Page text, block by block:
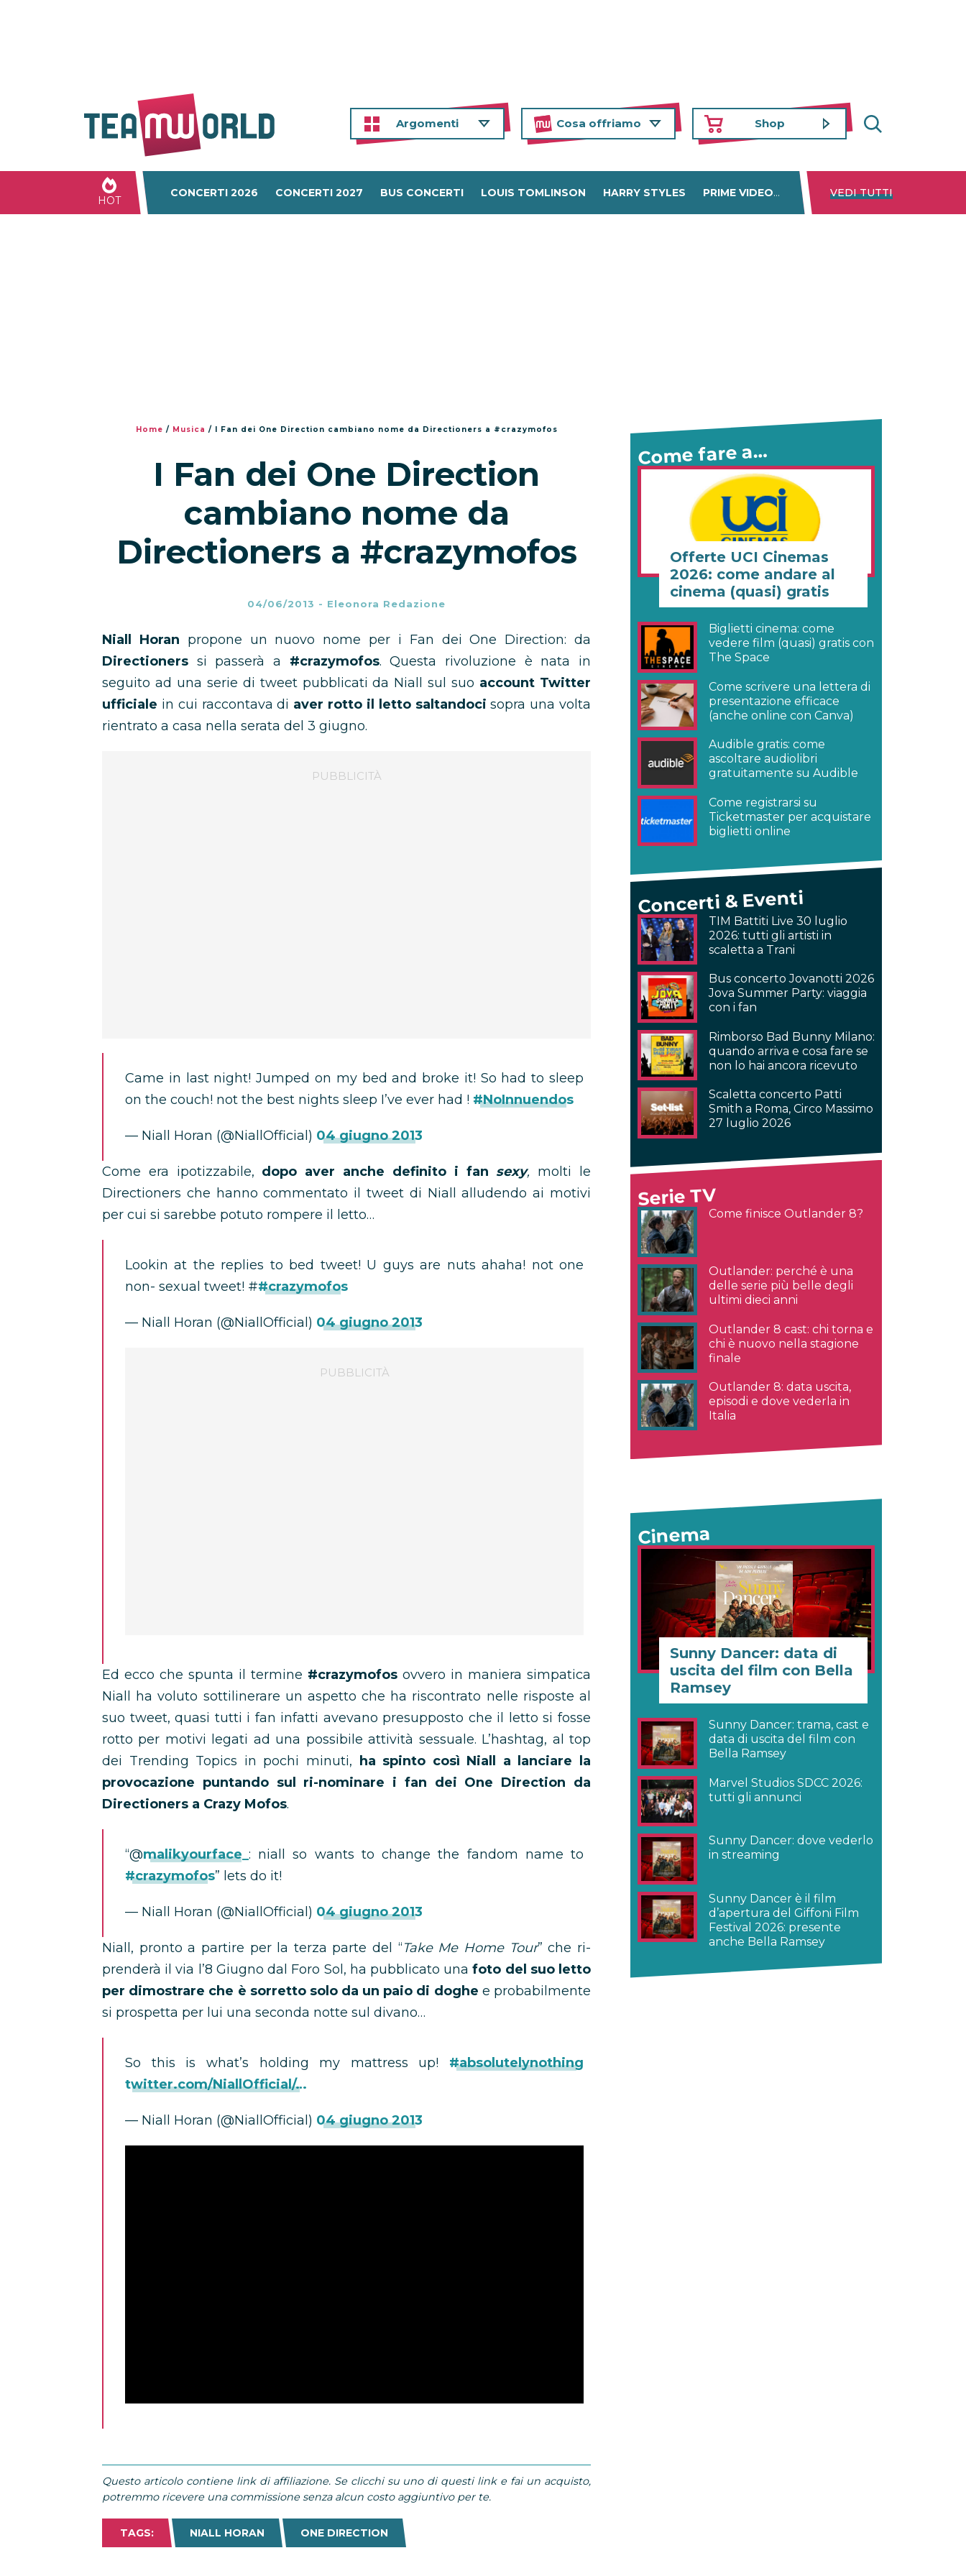
Argomenti Cosa offriamo Shop
HOT
CONCERTI 2026 CONCERTI 2027 BUS CONCERTI LOUIS TOMLINSON HARRY STYLES PRIME VIDEO DISNEY+ NETFLIX
VEDI TUTTI
Home / Musica / I Fan dei One Direction cambiano nome da Directioners a #crazymofos
I Fan dei One Direction
cambiano nome da
Directioners a #crazymofos
04/06/2013 - Eleonora Redazione
Niall Horan propone un nuovo nome per i Fan dei One Direction: da
Directioners si passerà a #crazymofos. Questa rivoluzione è nata in
seguito ad una serie di tweet pubblicati da Niall sul suo account Twitter
ufficiale in cui raccontava di aver rotto il letto saltandoci sopra una volta
rientrato a casa nella serata del 3 giugno.
Came in last night! Jumped on my bed and broke it! So had to sleep
on the couch! not the best nights sleep I’ve ever had ! #NoInnuendos
— Niall Horan (@NiallOfficial) 04 giugno 2013
Come era ipotizzabile, dopo aver anche definito i fan sexy, molti le
Directioners che hanno commentato il tweet di Niall alludendo ai motivi
per cui si sarebbe potuto rompere il letto…
Lookin at the replies to bed tweet! U guys are nuts ahaha! not one
non- sexual tweet! ##crazymofos
— Niall Horan (@NiallOfficial) 04 giugno 2013
Ed ecco che spunta il termine #crazymofos ovvero in maniera simpatica
Niall ha voluto sottilinerare un aspetto che ha riscontrato nelle risposte al
suo tweet, quasi tutti i fan infatti avevano presupposto che il letto si fosse
rotto per motivi legati ad una possibile attività sessuale. L’hashtag, al top
dei Trending Topics in pochi minuti,
ha spinto così Niall a lanciare la
provocazione puntando sul ri-nominare i fan dei One Direction da
Directioners a Crazy Mofos.
“@malikyourface_ : niall so wants to change the fandom name to
#crazymofos” lets do it!
— Niall Horan (@NiallOfficial) 04 giugno 2013
Niall, pronto a partire per la terza parte del “Take Me Home Tour” che ri-
prenderà il via l’8 Giugno dal Foro Sol, ha pubblicato unafoto del suo letto
per dimostrare che è sorretto solo da un paio di doghe e probabilmente
si prospetta per lui una seconda notte sul divano…
So this is what’s holding my mattress up! #absolutelynothing
twitter.com/NiallOfficial/…
— Niall Horan (@NiallOfficial) 04 giugno 2013
Questo articolo contiene link di affiliazione. Se clicchi su uno di questi link e fai un acquisto,
potremmo ricevere una commissione senza alcun costo aggiuntivo per te.
TAGS: NIALL HORAN ONE DIRECTION
Come fare a…
Offerte UCI Cinemas
2026: come andare al
cinema (quasi) gratis
Biglietti cinema: come
vedere film (quasi) gratis con
The Space
Come scrivere una lettera di
presentazione efficace
(anche online con Canva)
Audible gratis: come
ascoltare audiolibri
gratuitamente su Audible
Come registrarsi su
Ticketmaster per acquistare
biglietti online
Concerti & Eventi
TIM Battiti Live 30 luglio
2026: tutti gli artisti in
scaletta a Trani
Bus concerto Jovanotti 2026
Jova Summer Party: viaggia
con i fan
Rimborso Bad Bunny Milano:
quando arriva e cosa fare se
non lo hai ancora ricevuto
Scaletta concerto Patti
Smith a Roma, Circo Massimo
27 luglio 2026
Serie TV
Come finisce Outlander 8?
Outlander: perché è una
delle serie più belle degli
ultimi dieci anni
Outlander 8 cast: chi torna e
chi è nuovo nella stagione
finale
Outlander 8: data uscita,
episodi e dove vederla in
Italia
Cinema
Sunny Dancer: data di
uscita del film con Bella
Ramsey
Sunny Dancer: trama, cast e
data di uscita del film con
Bella Ramsey
Marvel Studios SDCC 2026:
tutti gli annunci
Sunny Dancer: dove vederlo
in streaming
Sunny Dancer è il film
d’apertura del Giffoni Film
Festival 2026: presente
anche Bella Ramsey